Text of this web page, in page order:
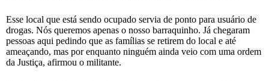
Esse local que está sendo ocupado servia de ponto para usuário de
drogas. Nós queremos apenas o nosso barraquinho. Já chegaram
pessoas aqui pedindo que as famílias se retirem do local e até
ameaçando, mas por enquanto ninguém ainda veio com uma ordem
da Justiça, afirmou o militante.